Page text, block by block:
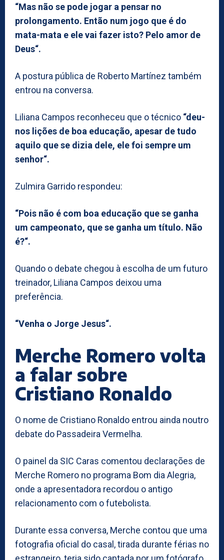
“Mas não se pode jogar a pensar no
prolongamento. Então num jogo que é do
mata-mata e ele vai fazer isto? Pelo amor de
Deus“.
A postura pública de Roberto Martínez também
entrou na conversa.
Liliana Campos reconheceu que o técnico “deu-
nos lições de boa educação, apesar de tudo
aquilo que se dizia dele, ele foi sempre um
senhor“.
Zulmira Garrido respondeu:
“Pois não é com boa educação que se ganha
um campeonato, que se ganha um título. Não
é?“.
Quando o debate chegou à escolha de um futuro
treinador, Liliana Campos deixou uma
preferência.
“Venha o Jorge Jesus“.
Merche Romero volta
a falar sobre
Cristiano Ronaldo
O nome de Cristiano Ronaldo entrou ainda noutro
debate do Passadeira Vermelha.
O painel da SIC Caras comentou declarações de
Merche Romero no programa Bom dia Alegria,
onde a apresentadora recordou o antigo
relacionamento com o futebolista.
Durante essa conversa, Merche contou que uma
fotografia oficial do casal, tirada durante férias no